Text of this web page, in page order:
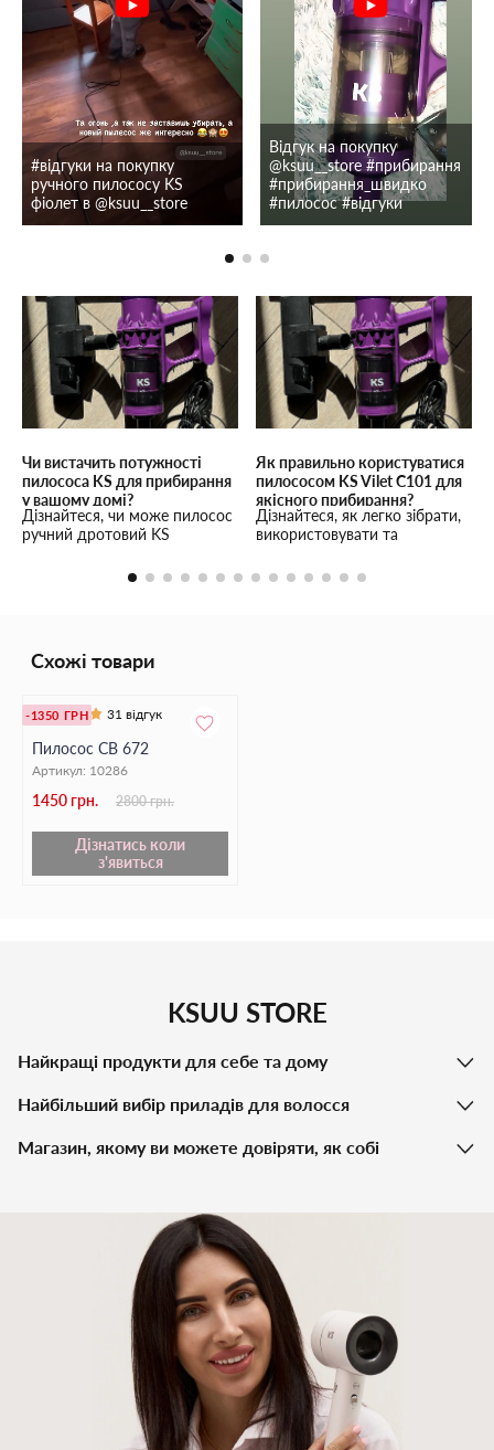
#відгуки на покупку
ручного пилососу KS
фіолет в @ksuu__store
Відгук на покупку
@ksuu__store #прибирання
#прибирання_швидко
#пилосос #відгуки
Чи вистачить потужності
пилососа KS для прибирання
у вашому домі?
Дізнайтеся, чи може пилосос
ручний дротовий KS
прибирання вашого дому
Як правильно користуватися
пилососом KS Vilet C101 для
якісного прибирання?
Дізнайтеся, як легко зібрати,
використовувати та
ручним для дому KS Vilet
Схожі товари
-1350 ГРН 31 відгук
Пилосос СВ 672
Артикул: 10286
1450 грн. 2800 грн.
Дізнатись коли
з'явиться
KSUU STORE
Найкращі продукти для себе та дому
Найбільший вибір приладів для волосся
Магазин, якому ви можете довіряти, як собі